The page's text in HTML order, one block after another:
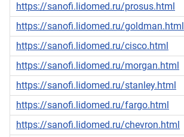
https://sanofi.lidomed.ru/prosus.html
https://sanofi.lidomed.ru/goldman.html
https://sanofi.lidomed.ru/cisco.html
https://sanofi.lidomed.ru/morgan.html
https://sanofi.lidomed.ru/stanley.html
https://sanofi.lidomed.ru/fargo.html
https://sanofi.lidomed.ru/chevron.html